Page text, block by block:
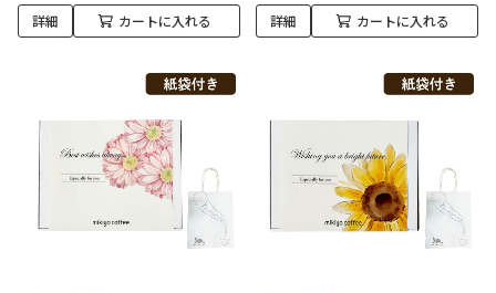
詳細 カートに入れる 詳細 カートに入れる